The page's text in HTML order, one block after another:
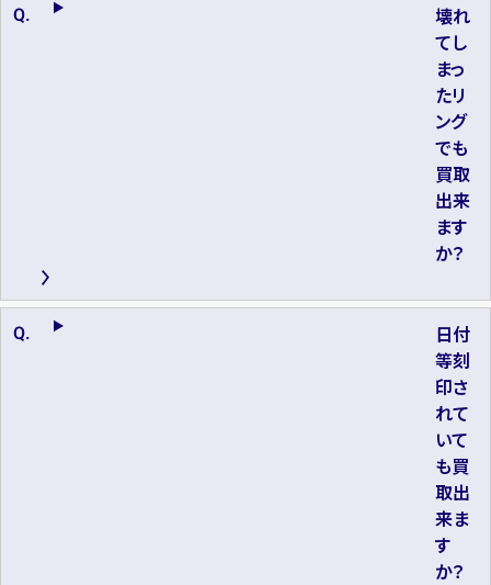
壊れ
てし
まっ
たリ
ング
でも
買取
出来
ます
か？
日付
等刻
印さ
れて
いて
も買
取出
来ま
す
か？